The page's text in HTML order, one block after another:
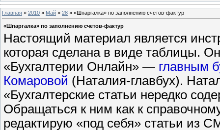
Главная » 2010 » Май » 28 » «Шпаргалка» по заполнению счетов-фактур
«Шпаргалка» по заполнению счетов-фактур
Настоящий материал является
которая сделана в виде таблицы.
«Бухгалтерии Онлайн» — главным
Комаровой (Наталия-главбух).
«Бухгалтерские статьи нередко
Обращаться к ним как к
редактирую «под себя» статьи из